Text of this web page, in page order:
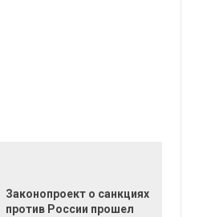
Законопроект о санкциях
против России прошел